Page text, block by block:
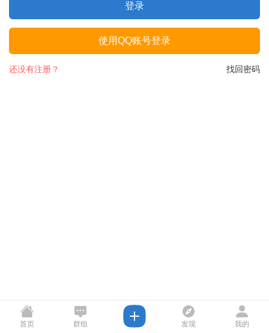
登录
使用QQ账号登录
找回密码
还没有注册？
首页 群组 发现 我的